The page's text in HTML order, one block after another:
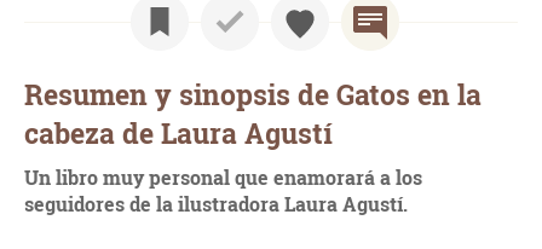
Resumen y sinopsis de Gatos en la
cabeza de Laura Agustí
Un libro muy personal que enamorará a los
seguidores de la ilustradora Laura Agustí.